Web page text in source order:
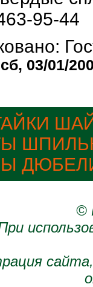
95-44
03/01/
©